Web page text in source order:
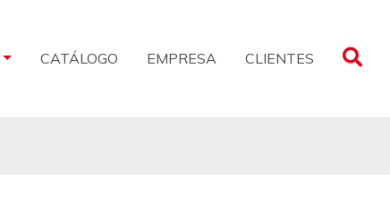
CATÁLOGO EMPRESA CLIENTES